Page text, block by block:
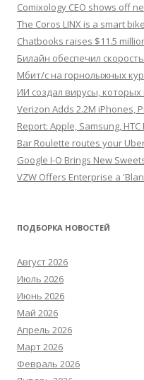
Comixology CEO shows off
The Coros LINX is a smart
Chatbooks raises $11.5
Билайн обеспечил
Мбит/с на горнолыжных
ИИ создал вирусы,
Verizon Adds 2.2M iPhones,
Report: Apple, Samsung,
Bar Roulette routes your
Google I-O Brings New
VZW Offers Enterprise a
ПОДБОРКА НОВОСТЕЙ
Август 2026
Июль 2026
Июнь 2026
Май 2026
Апрель 2026
Март 2026
Февраль 2026